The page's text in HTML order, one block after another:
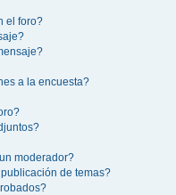
el foro?
a la encuesta?
moderador?
de temas?